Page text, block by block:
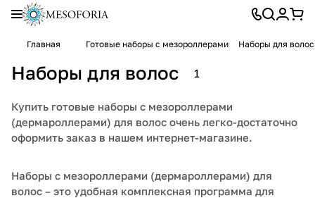
Главная Готовые наборы с мезороллерами Наборы для волос
Наборы для волос 1
Купить готовые наборы с мезороллерами
(дермароллерами) для волос очень легко-достаточно
оформить заказ в нашем интернет-магазине.
Наборы с мезороллерами (дермароллерами) для
волос – это удобная комплексная программа для